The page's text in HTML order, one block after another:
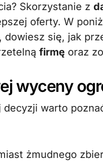
Skorzystanie z
oferty. W
dowiesz się, jak
firmę oraz
wyceny
warto
żmudnego